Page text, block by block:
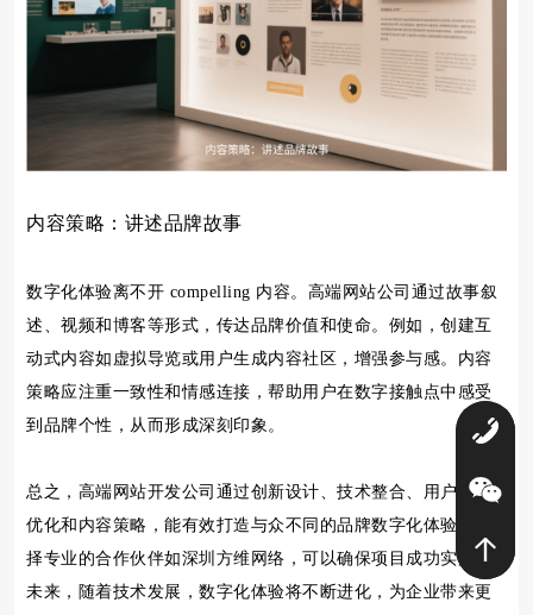
内容策略：讲述品牌故事
数字化体验离不开 compelling 内容。高端网站公司通过故事叙
述、视频和博客等形式，传达品牌价值和使命。例如，创建互
动式内容如虚拟导览或用户生成内容社区，增强参与感。内容
策略应注重一致性和情感连接，帮助用户在数字接触点中感受
到品牌个性，从而形成深刻印象。
总之，高端网站开发公司通过创新设计、技术整合、用户体验
优化和内容策略，能有效打造与众不同的品牌数字化体验。选
择专业的合作伙伴如深圳方维网络，可以确保项目成功实施。
未来，随着技术发展，数字化体验将不断进化，为企业带来更